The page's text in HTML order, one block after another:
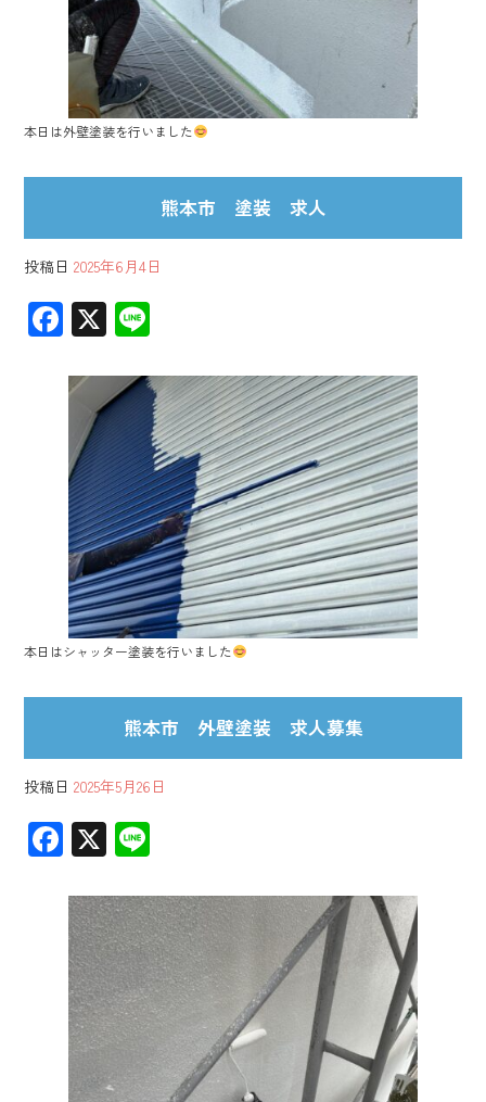
本日は外壁塗装を行いました
熊本市 塗装 求人
投稿日 2025年6月4日
F
e
o
ok
X
本日はシャッター塗装を行いました
熊本市 外壁塗装 求人募集
投稿日 2025年5月26日
F
e
b
o
ok
X